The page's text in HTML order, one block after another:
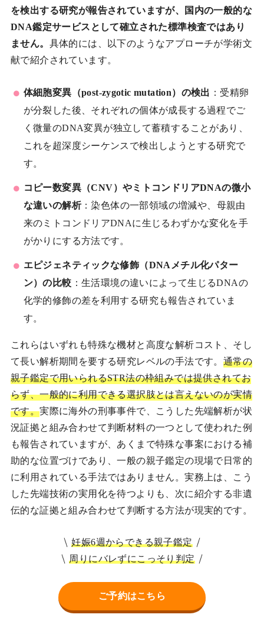
を検出する研究が報告されていますが、国内の一般的な
DNA鑑定サービスとして確立された標準検査ではあり
ません。 具体的には、以下のようなアプローチが学術文
献で紹介されています。
体細胞変異（post-zygotic mutation）の検出 ：受精卵
が分裂した後、それぞれの個体が成長する過程でご
く微量のDNA変異が独立して蓄積することがあり、
これを超深度シーケンスで検出しようとする研究で
す。
コピー数変異（CNV）やミトコンドリアDNAの微小
な違いの解析：染色体の一部領域の増減や、母親由
来のミトコンドリアDNAに生じるわずかな変化を手
がかりにする方法です。
エピジェネティックな修飾（DNAメチル化パター
ン）の比較 ：生活環境の違いによって生じるDNAの
化学的修飾の差を利用する研究も報告されていま
す。
これらはいずれも特殊な機材と高度な解析コスト、そし
て長い解析期間を要する研究レベルの手法です。 通常の
親子鑑定で用いられるSTR法の枠組みでは提供されてお
らず、一般的に利用できる選択肢とは言えないのが実情
です。実際に海外の刑事事件で、こうした先端解析が状
況証拠と組み合わせて判断材料の一つとして使われた例
も報告されていますが、あくまで特殊な事案における補
助的な位置づけであり、一般の親子鑑定の現場で日常的
に利用されている手法ではありません。実務上は、こう
した先端技術の実用化を待つよりも、次に紹介する非遺
伝的な証拠と組み合わせて判断する方法が現実的です。
妊娠6週からできる親子鑑定
周りにバレずにこっそり判定
ご予約はこちら